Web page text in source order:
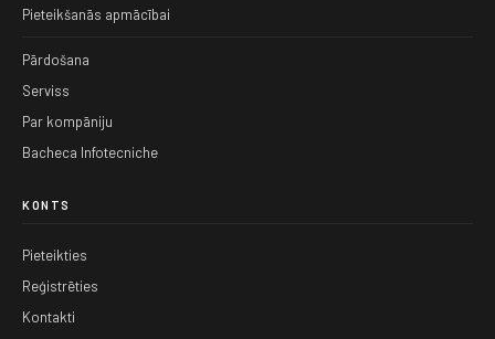
Pieteikšanās apmācībai
Pārdošana
Serviss
Par kompāniju
Bacheca Infotecniche
KONTS
Pieteikties
Reģistrēties
Kontakti